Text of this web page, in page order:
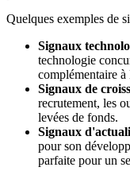
Quelques exemples de
Signaux
technologie
complémentaire
Signaux de
recrutement, les
levées de fonds.
Signaux
pour son
parfaite pour un